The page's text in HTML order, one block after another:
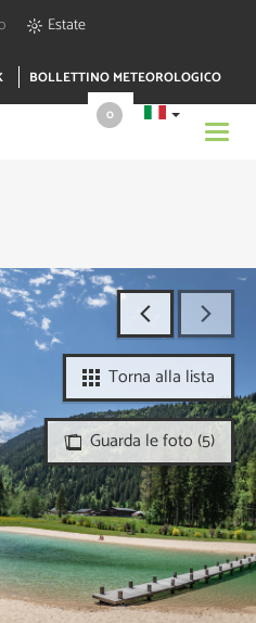
Estate
BOLLETTINO METEOROLOGICO
0
Guarda le foto (5)
Torna alla lista